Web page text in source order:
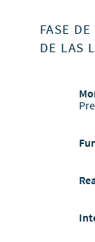
FASE
DE LAS